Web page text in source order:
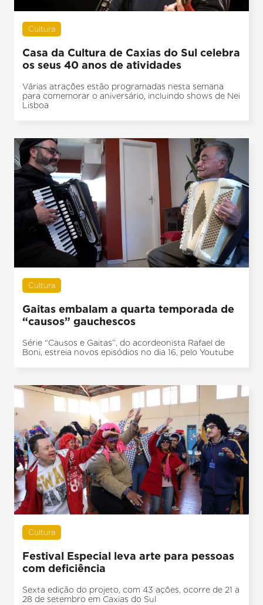
Cultura
Casa da Cultura de Caxias do Sul celebra
os seus 40 anos de atividades
Várias atrações estão programadas nesta semana
para comemorar o aniversário, incluindo shows de Nei
Lisboa
Cultura
Gaitas embalam a quarta temporada de
“causos” gauchescos
Série “Causos e Gaitas”, do acordeonista Rafael de
Boni, estreia novos episódios no dia 16, pelo Youtube
Cultura
Festival Especial leva arte para pessoas
com deficiência
Sexta edição do projeto, com 43 ações, ocorre de 21 a
28 de setembro em Caxias do Sul